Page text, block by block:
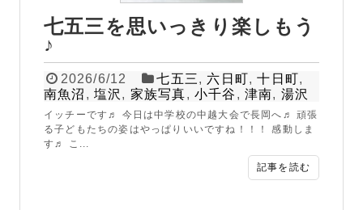
七五三を思いっきり楽しもう
♪
2026/6/12 七五三, 六日町,十日町,
南魚沼 ,塩沢 , 家族写真,小千谷 ,津南, 湯沢
イッチーです♬ 今日は中学校の中越大会で長岡へ♬ 頑張
る子どもたちの姿はやっぱりいいですね！！！ 感動しま
す♬ こ...
記事を読む